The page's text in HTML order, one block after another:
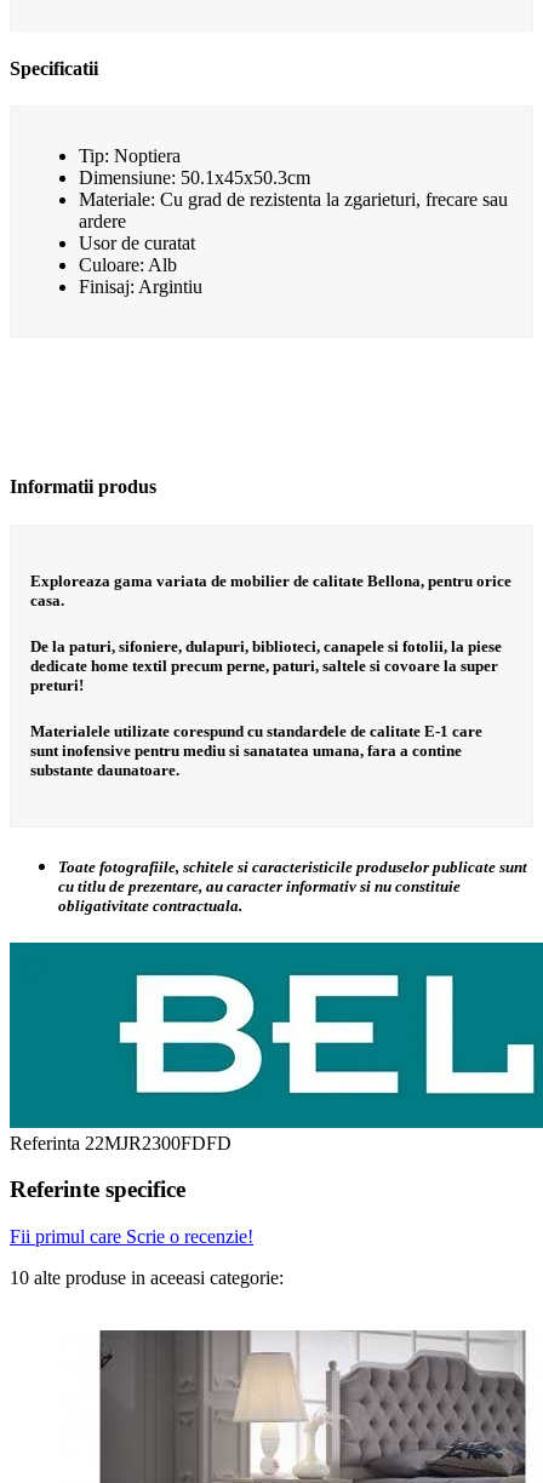
Specificatii
Tip: Noptiera
Dimensiune: 50.1x45x50.3cm
Materiale: Cu grad de rezistenta la zgarieturi, frecare sau
ardere
Usor de curatat
Culoare: Alb
Finisaj: Argintiu
Informatii produs
Exploreaza gama variata de mobilier de calitate Bellona, pentru orice
casa.
De la paturi, sifoniere, dulapuri, biblioteci, canapele si fotolii, la piese
dedicate home textil precum perne, paturi, saltele si covoare la super
preturi!
Materialele utilizate corespund cu standardele de calitate E-1 care
sunt inofensive pentru mediu si sanatatea umana, fara a contine
substante daunatoare.
Toate fotografiile, schitele si caracteristicile produselor publicate sunt
cu titlu de prezentare, au caracter informativ si nu constituie
obligativitate contractuala.
Referinta 22MJR2300FDFD
Referinte specifice
Fii primul care Scrie o recenzie!
10 alte produse in aceeasi categorie: